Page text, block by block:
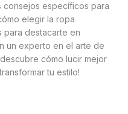
específicos para
elegir la ropa
para destacarte en
un experto en el arte de
cómo lucir mejor
tu estilo!